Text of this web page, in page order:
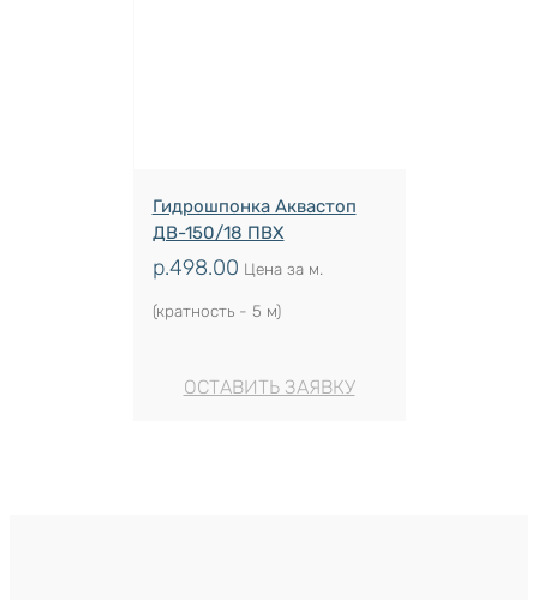
Гидрошпонка Аквастоп
ДВ-150/18 ПВХ
р.498.00 Цена за м.
(кратность - 5 м)
ОСТАВИТЬ ЗАЯВКУ